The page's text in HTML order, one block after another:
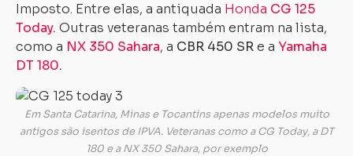
Imposto. Entre elas, a antiquada Honda CG 125
Today. Outras veteranas também entram na lista,
como a NX 350 Sahara, a CBR 450 SRe a Yamaha
DT 180.
Em Santa Catarina, Minas e Tocantins apenas modelos muito
antigos são isentos de IPVA. Veteranas como a CG Today, a DT
180 e a NX 350 Sahara, por exemplo